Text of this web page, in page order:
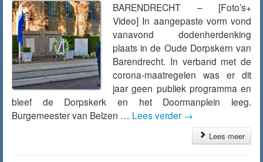
BARENDRECHT – [Foto’s+
Video] In aangepaste vorm vond
vanavond dodenherdenking
plaats in de Oude Dorpskern van
Barendrecht. In verband met de
corona-maatregelen was er dit
jaar geen publiek programma en
bleef de Dorpskerk en het Doormanplein leeg.
Burgemeester van Belzen … Lees verder →
Lees meer